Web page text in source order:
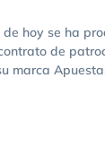
hoy se ha
de
marca